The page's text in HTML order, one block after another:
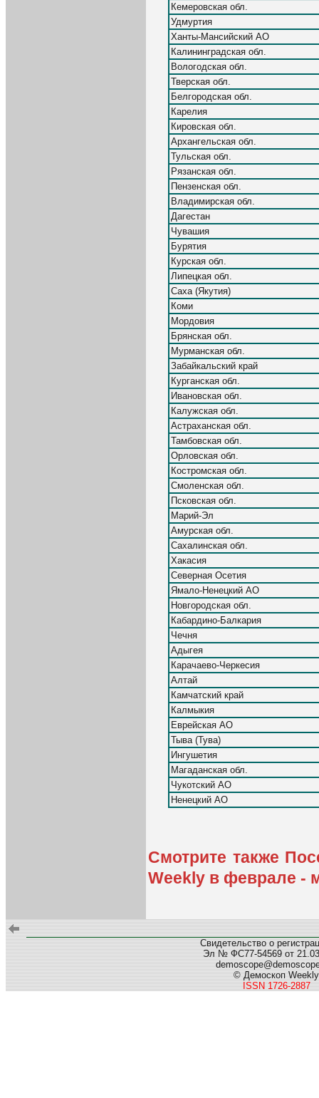
Кемеровская обл.
Удмуртия
Ханты-Мансийский АО
Калининградская обл.
Вологодская обл.
Тверская обл.
Белгородская обл.
Карелия
Кировская обл.
Архангельская обл.
Тульская обл.
Рязанская обл.
Пензенская обл.
Владимирская обл.
Дагестан
Чувашия
Бурятия
Курская обл.
Липецкая обл.
Саха (Якутия)
Коми
Мордовия
Брянская обл.
Мурманская обл.
Забайкальский край
Курганская обл.
Ивановская обл.
Калужская обл.
Астраханская обл.
Тамбовская обл.
Орловская обл.
Костромская обл.
Смоленская обл.
Псковская обл.
Марий-Эл
Амурская обл.
Сахалинская обл.
Хакасия
Северная Осетия
Ямало-Ненецкий АО
Новгородская обл.
Кабардино-Балкария
Чечня
Адыгея
Карачаево-Черкесия
Алтай
Камчатский край
Калмыкия
Еврейская АО
Тыва (Тува)
Ингушетия
Магаданская обл.
Чукотский АО
Ненецкий АО
Смотрите также
Weekly в феврале -
Свидетельство о
Эл № ФС77-54569 от
© Демоскоп Weekly
ISSN 1726-2887